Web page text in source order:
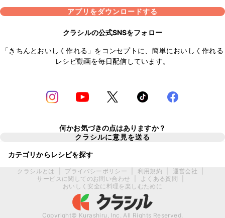
アプリをダウンロードする
クラシルの公式SNSをフォロー
「きちんとおいしく作れる」をコンセプトに、簡単においしく作れる
レシピ動画を毎日配信しています。
何かお気づきの点はありますか？
クラシルに意見を送る
カテゴリからレシピを探す
クラシルとは プライバシーポリシー 利用規約 運営会社
サービスに関してのお問い合わせ
よくある質問
おいしく安全に料理を楽しむために
Copyright© Kurashiru, Inc. All Rights Reserved.